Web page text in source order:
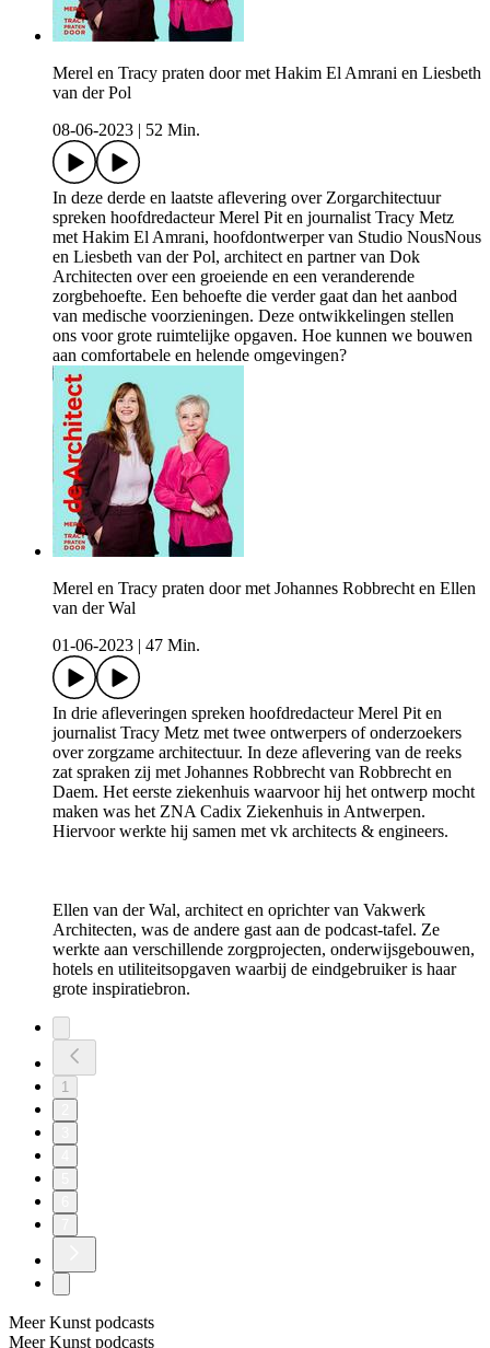
Merel en Tracy praten door met Hakim El Amrani en Liesbeth
van der Pol
08-06-2023
52 Min.
In deze derde en laatste aflevering over Zorgarchitectuur
spreken hoofdredacteur Merel Pit en journalist Tracy Metz
met Hakim El Amrani, hoofdontwerper van Studio NousNous
en Liesbeth van der Pol, architect en partner van Dok
Architecten over een groeiende en een veranderende
zorgbehoefte. Een behoefte die verder gaat dan het aanbod
van medische voorzieningen. Deze ontwikkelingen stellen
ons voor grote ruimtelijke opgaven. Hoe kunnen we bouwen
aan comfortabele en helende omgevingen?
Merel en Tracy praten door met Johannes Robbrecht en Ellen
van der Wal
01-06-2023
47 Min.
In drie afleveringen spreken hoofdredacteur Merel Pit en
journalist Tracy Metz met twee ontwerpers of onderzoekers
over zorgzame architectuur. In deze aflevering van de reeks
zat spraken zij met Johannes Robbrecht van Robbrecht en
Daem. Het eerste ziekenhuis waarvoor hij het ontwerp mocht
maken was het ZNA Cadix Ziekenhuis in Antwerpen.
Hiervoor werkte hij samen met vk architects & engineers.
Ellen van der Wal, architect en oprichter van Vakwerk
Architecten, was de andere gast aan de podcast-tafel. Ze
werkte aan verschillende zorgprojecten, onderwijsgebouwen,
hotels en utiliteitsopgaven waarbij de eindgebruiker is haar
grote inspiratiebron.
1
Meer Kunst podcasts
Meer Kunst podcasts